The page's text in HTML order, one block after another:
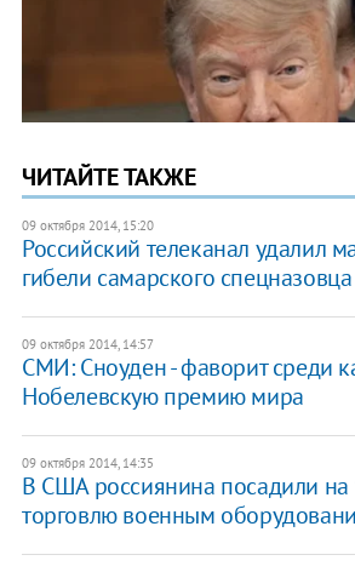
ЧИТАЙТЕ ТАКЖЕ
09 октября 2014, 15:20
Российский телеканал удалил
гибели самарского
09 октября 2014, 14:57
СМИ: Сноуден - фаворит среди
Нобелевскую премию мира
09 октября 2014, 14:35
В США россиянина посадили на
торговлю военным